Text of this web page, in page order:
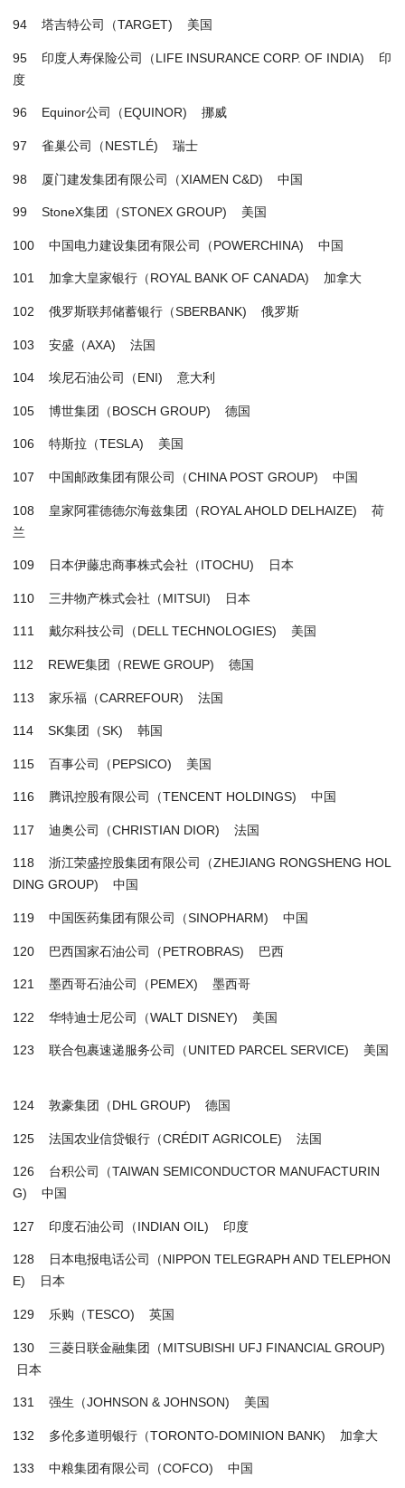
94 塔吉特公司（TARGET) 美国
95 印度人寿保险公司（LIFE INSURANCE CORP. OF INDIA) 印
度
96 Equinor公司（EQUINOR) 挪威
97 雀巢公司（NESTLÉ) 瑞士
98 厦门建发集团有限公司（XIAMEN C&D) 中国
99 StoneX集团（STONEX GROUP) 美国
100 中国电力建设集团有限公司（POWERCHINA) 中国
101 加拿大皇家银行（ROYAL BANK OF CANADA) 加拿大
102 俄罗斯联邦储蓄银行（SBERBANK) 俄罗斯
103 安盛（AXA) 法国
104 埃尼石油公司（ENI) 意大利
105 博世集团（BOSCH GROUP) 德国
106 特斯拉（TESLA) 美国
107 中国邮政集团有限公司（CHINA POST GROUP) 中国
108 皇家阿霍德德尔海兹集团（ROYAL AHOLD DELHAIZE) 荷
兰
109 日本伊藤忠商事株式会社（ITOCHU) 日本
110 三井物产株式会社（MITSUI) 日本
111 戴尔科技公司（DELL TECHNOLOGIES) 美国
112 REWE集团（REWE GROUP) 德国
113 家乐福（CARREFOUR) 法国
114 SK集团（SK) 韩国
115 百事公司（PEPSICO) 美国
116 腾讯控股有限公司（TENCENT HOLDINGS) 中国
117 迪奥公司（CHRISTIAN DIOR) 法国
118 浙江荣盛控股集团有限公司（ZHEJIANG RONGSHENG HOL
DING GROUP) 中国
119 中国医药集团有限公司（SINOPHARM) 中国
120 巴西国家石油公司（PETROBRAS) 巴西
121 墨西哥石油公司（PEMEX) 墨西哥
122 华特迪士尼公司（WALT DISNEY) 美国
123 联合包裹速递服务公司（UNITED PARCEL SERVICE) 美国
124 敦豪集团（DHL GROUP) 德国
125 法国农业信贷银行（CRÉDIT AGRICOLE) 法国
126 台积公司（TAIWAN SEMICONDUCTOR MANUFACTURIN
G) 中国
127 印度石油公司（INDIAN OIL) 印度
128 日本电报电话公司（NIPPON TELEGRAPH AND TELEPHON
E) 日本
129 乐购（TESCO) 英国
130 三菱日联金融集团（MITSUBISHI UFJ FINANCIAL GROUP)
日本
131 强生（JOHNSON & JOHNSON) 美国
132 多伦多道明银行（TORONTO-DOMINION BANK) 加拿大
133 中粮集团有限公司（COFCO) 中国